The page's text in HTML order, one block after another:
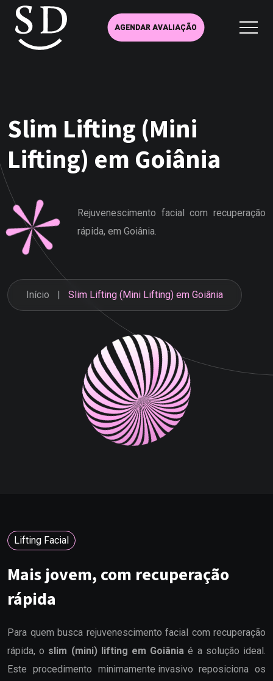
AGENDAR AVALIAÇÃO
Slim Lifting (Mini
Lifting) em Goiânia
Rejuvenescimento facial com recuperação
rápida, em Goiânia.
Início Slim Lifting (Mini Lifting) em Goiânia
Lifting Facial
Mais jovem, com recuperação
rápida
Para quem busca rejuvenescimento facial com recuperação
rápida, o slim (mini) lifting em Goiânia é a solução ideal.
Este procedimento minimamente invasivo reposiciona os